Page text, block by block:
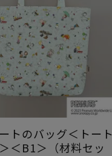
トのバッグ＜トート
＜B1＞（材料セッ